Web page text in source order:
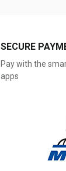
SECURE
Pay with the
apps